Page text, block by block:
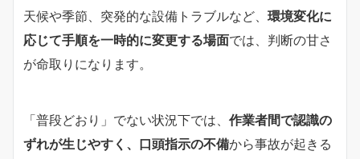
天候や季節、突発的な設備トラブルなど、 環境変化に
応じて手順を一時的に変更する場面では、判断の甘さ
が命取りになります。
「普段どおり」でない状況下では、 作業者間で認識の
ずれが生じやすく、口頭指示の不備から事故が起きる